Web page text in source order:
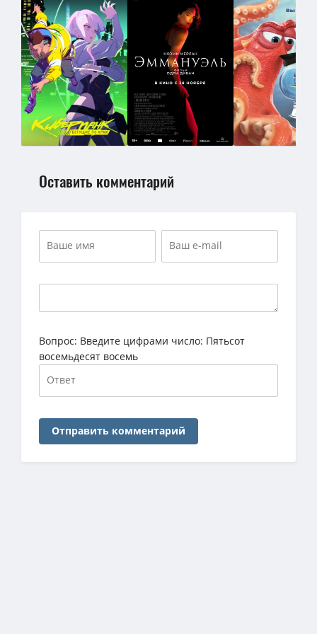
Оставить комментарий
Вопрос: Введите цифрами число: Пятьсот
восемьдесят восемь
Отправить комментарий